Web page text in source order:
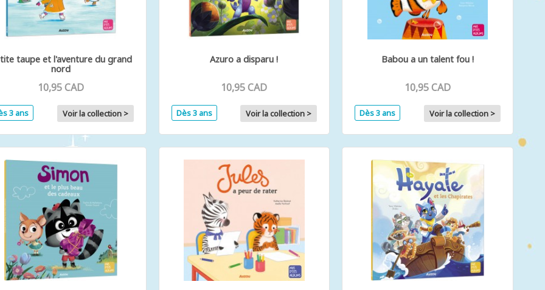
taupe et l'aventure du grand
nord
10,95 CAD
3 ans Voir la collection >
Azuro a disparu !
10,95 CAD
Dès 3 ans Voir la collection >
Babou a un talent fou !
10,95 CAD
Dès 3 ans Voir la collection >